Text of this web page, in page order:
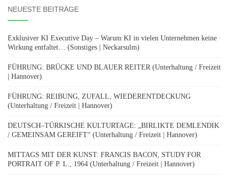
NEUESTE BEITRÄGE
Exklusiver KI Executive Day – Warum KI in vielen Unternehmen keine
Wirkung entfaltet… (Sonstiges | Neckarsulm)
FÜHRUNG: BRÜCKE UND BLAUER REITER (Unterhaltung / Freizeit
| Hannover)
FÜHRUNG: REIBUNG, ZUFALL, WIEDERENTDECKUNG
(Unterhaltung / Freizeit | Hannover)
DEUTSCH–TÜRKISCHE KULTURTAGE: „BIRLIKTE DEMLENDIK
/ GEMEINSAM GEREIFT“ (Unterhaltung / Freizeit | Hannover)
MITTAGS MIT DER KUNST: FRANCIS BACON, STUDY FOR
PORTRAIT OF P. L., 1964 (Unterhaltung / Freizeit | Hannover)